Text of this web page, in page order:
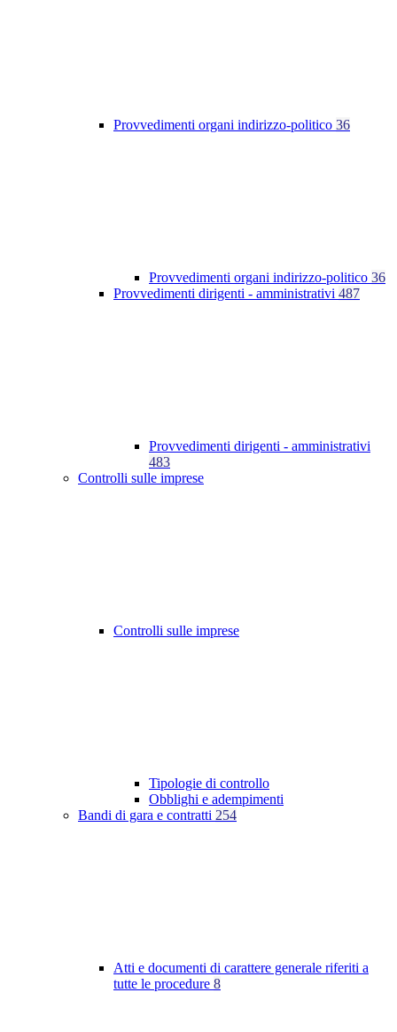
Provvedimenti organi indirizzo-politico 36
Provvedimenti organi indirizzo-politico 36
Provvedimenti dirigenti - amministrativi 487
Provvedimenti dirigenti - amministrativi
483
Controlli sulle imprese
Controlli sulle imprese
Tipologie di controllo
Obblighi e adempimenti
Bandi di gara e contratti 254
Atti e documenti di carattere generale riferiti a
tutte le procedure 8